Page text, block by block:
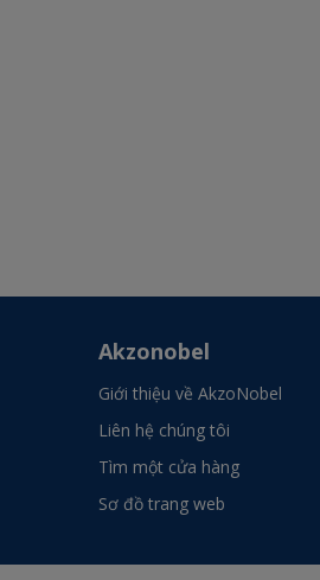
Akzonobel
Giới thiệu về AkzoNobel
Liên hệ chúng tôi
Tìm một cửa hàng
Sơ đồ trang web